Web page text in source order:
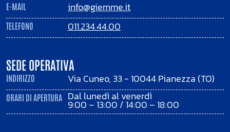
E-MAIL info@giemme.it
TELEFONO 011.234.44.00
SEDE OPERATIVA
INDIRIZZO Via Cuneo, 33 - 10044 Pianezza (TO)
ORARI DI APERTURA Dal lunedì al venerdì
9:00 – 13:00 / 14:00 – 18:00